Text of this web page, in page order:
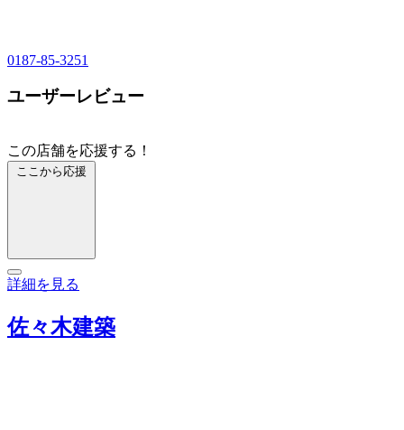
0187-85-3251
ユーザーレビュー
この店舗を応援する！
ここから応援
詳細を見る
佐々木建築